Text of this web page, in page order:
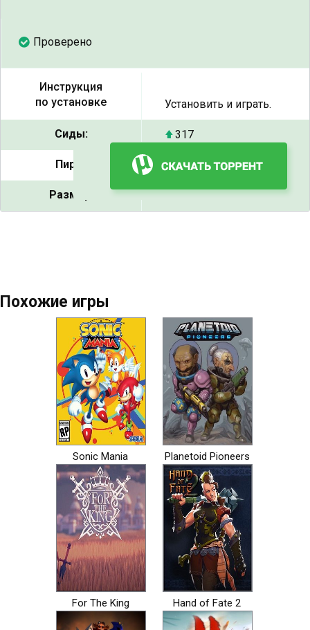
Проверено
Инструкция
по установке
Установить и играть.
Сиды: 317
Пиры: 28
Размер: 298 МБ
Похожие игры
Sonic Mania Planetoid Pioneers
For The King Hand of Fate 2